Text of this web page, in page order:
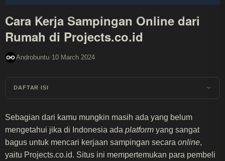
Cara Kerja Sampingan Online dari
Rumah di Projects.co.id
Androbuntu·10 March 2024
DAFTAR ISI
Sebagian dari kamu mungkin masih ada yang belum
mengetahui jika di Indonesia ada platform yang sangat
bagus untuk mencari kerjaan sampingan secara online,
yaitu Projects.co.id. Situs ini mempertemukan para pembeli